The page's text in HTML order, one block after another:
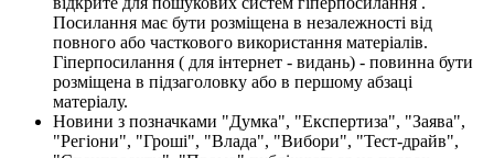
Посилання має бути розміщена в незалежності від
повного або часткового використання матеріалів.
Гіперпосилання ( для інтернет - видань) - повинна бути
розміщена в підзаголовку або в першому абзаці
матеріалу.
Новини з позначками "Думка", "Експертиза", "Заява",
"Регіони", "Гроші", "Влада", "Вибори", "Тест-драйв",